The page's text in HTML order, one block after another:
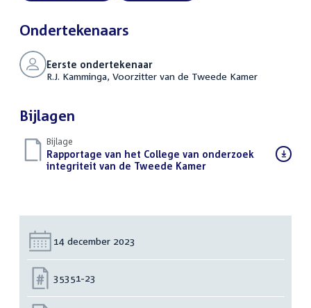
Ondertekenaars
Eerste ondertekenaar
R.J. Kamminga, Voorzitter van de Tweede Kamer
Bijlagen
Bijlage
Download
bestand:
Rapportage van het College van onderzoek
integriteit van de Tweede Kamer(PDF)
Datum:
14 december 2023
Nummer:
35351-23